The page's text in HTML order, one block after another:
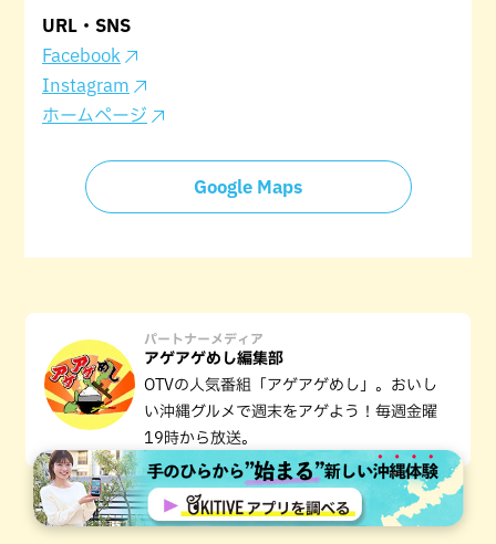
URL・SNS
Facebook
Instagram
ホームページ
Google Maps
パートナーメディア
アゲアゲめし編集部
OTVの人気番組「アゲアゲめし」。おいし
い沖縄グルメで週末をアゲよう！毎週金曜
19時から放送。